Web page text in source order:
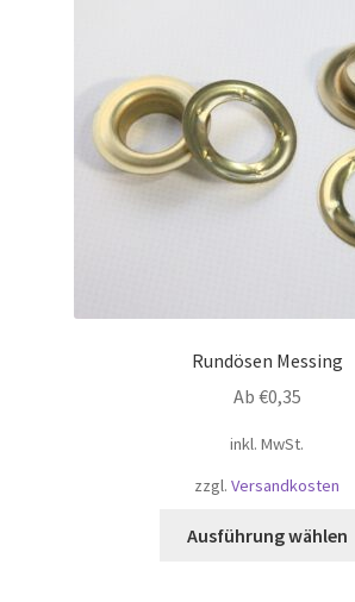
Rundösen Messing
Ab €0,35
inkl. MwSt.
zzgl. Versandkosten
Ausführung wählen